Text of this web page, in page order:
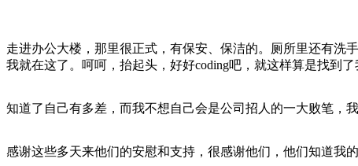
走进办公大楼，那里很正式，有保安、保洁的。厕所里还有洗
我就在这了。呵呵，抬起头，好好coding吧，就这样算是找到了
知道了自己有多差，而我不想自己会是公司招人的一大败笔，
感谢这些多天来他们的安慰和支持，很感谢他们，他们知道我的